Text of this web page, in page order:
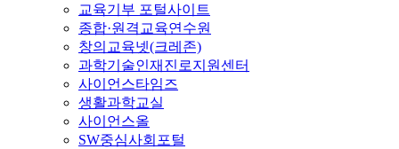
교육기부 포털사이트
종합·원격교육연수원
창의교육넷(크레존)
과학기술인재진로지원센터
사이언스타임즈
생활과학교실
사이언스올
SW중심사회포털